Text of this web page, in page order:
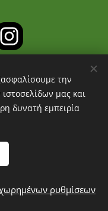
καλάθι
ΓΙΑ
30 ΕΥΡΩ
την
μας και
δυνατή εμπειρία
ρυθμίσεων